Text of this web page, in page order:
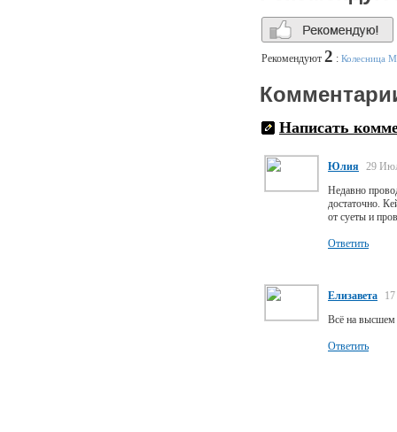
Рекомендуют 2 : Колесница
Написать
Юлия
29
Недавно
достаточно.
от суеты и
Ответить
Елизавета
Всё на высшем
Ответить